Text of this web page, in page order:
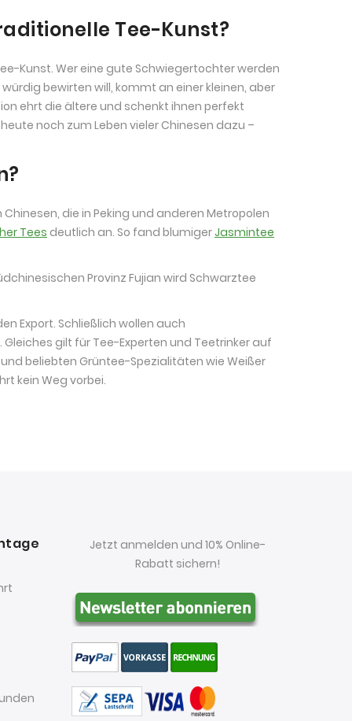
Tee-Kunst?
Kunst. Wer eine gute Schwiegertochter werden
bewirten will, kommt an einer kleinen, aber
ehrt die ältere und schenkt ihnen perfekt
noch zum Leben vieler Chinesen dazu –
die in Peking und anderen Metropolen
Tees deutlich an. So fand blumigerJasmintee
Provinz Fujian wird Schwarztee
Export. Schließlich wollen auch
gilt für Tee-Experten und Teetrinker auf
beliebten Grüntee-Spezialitäten wie Weißer
kein Weg vorbei.
Jetzt anmelden und 10% Online-
Rabatt sichern!